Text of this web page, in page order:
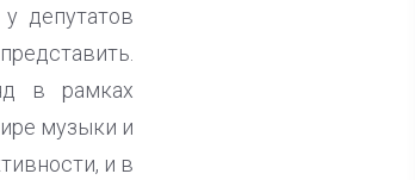
депутатов
в рамках
музыки и
и в